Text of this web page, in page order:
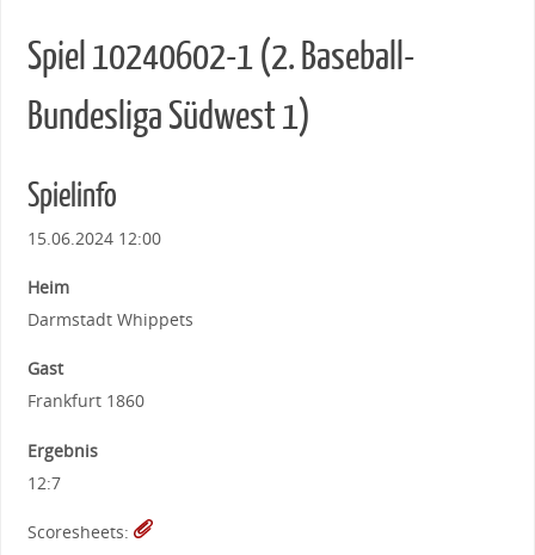
Spiel 10240602-1 (2. Baseball-
Bundesliga Südwest 1)
Spielinfo
15.06.2024 12:00
Heim
Darmstadt Whippets
Gast
Frankfurt 1860
Ergebnis
12:7
Scoresheets: